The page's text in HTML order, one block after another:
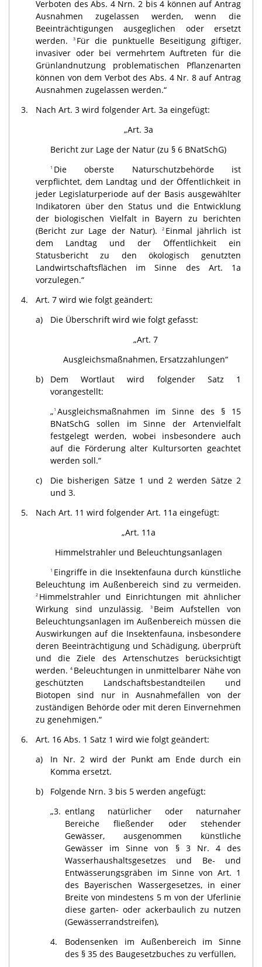
Verboten des Abs. 4 Nrn. 2 bis 4 können auf Antrag
Ausnahmen zugelassen werden, wenn die
Beeinträchtigungen ausgeglichen oder ersetzt
werden.3 Für die punktuelle Beseitigung giftiger,
invasiver oder bei vermehrtem Auftreten für die
Grünlandnutzung problematischen Pflanzenarten
können von dem Verbot des Abs. 4 Nr. 8 auf Antrag
Ausnahmen zugelassen werden.“
3.
Nach Art. 3 wird folgender Art. 3a eingefügt:
„Art. 3a
Bericht zur Lage der Natur (zu § 6 BNatSchG)
1 Die oberste Naturschutzbehörde ist
verpflichtet, dem Landtag und der Öffentlichkeit in
jeder Legislaturperiode auf der Basis ausgewählter
Indikatoren über den Status und die Entwicklung
der biologischen Vielfalt in Bayern zu berichten
(Bericht zur Lage der Natur).2 Einmal jährlich ist
dem Landtag und der Öffentlichkeit ein
Statusbericht zu den ökologisch genutzten
Landwirtschaftsflächen im Sinne des Art. 1a
vorzulegen.“
4.
Art. 7 wird wie folgt geändert:
a)
Die Überschrift wird wie folgt gefasst:
„Art. 7
Ausgleichsmaßnahmen, Ersatzzahlungen“
b)
Dem Wortlaut wird folgender Satz 1
vorangestellt:
„ 1 Ausgleichsmaßnahmen im Sinne des § 15
BNatSchG sollen im Sinne der Artenvielfalt
festgelegt werden, wobei insbesondere auch
auf die Förderung alter Kultursorten geachtet
werden soll.“
c)
Die bisherigen Sätze 1 und 2 werden Sätze 2
und 3.
5.
Nach Art. 11 wird folgender Art. 11a eingefügt:
„Art. 11a
Himmelstrahler und Beleuchtungsanlagen
1 Eingriffe in die Insektenfauna durch künstliche
Beleuchtung im Außenbereich sind zu vermeiden.
2 Himmelstrahler und Einrichtungen mit ähnlicher
Wirkung sind unzulässig.3 Beim Aufstellen von
Beleuchtungsanlagen im Außenbereich müssen die
Auswirkungen auf die Insektenfauna, insbesondere
deren Beeinträchtigung und Schädigung, überprüft
und die Ziele des Artenschutzes berücksichtigt
werden.4 Beleuchtungen in unmittelbarer Nähe von
geschützten Landschaftsbestandteilen und
Biotopen sind nur in Ausnahmefällen von der
zuständigen Behörde oder mit deren Einvernehmen
zu genehmigen.“
6.
Art. 16 Abs. 1 Satz 1 wird wie folgt geändert:
a)
In Nr. 2 wird der Punkt am Ende durch ein
Komma ersetzt.
b)
Folgende Nrn. 3 bis 5 werden angefügt:
„3. entlang natürlicher oder naturnaher
Bereiche fließender oder stehender
Gewässer, ausgenommen künstliche
Gewässer im Sinne von § 3 Nr. 4 des
Wasserhaushaltsgesetzes und Be- und
Entwässerungsgräben im Sinne von Art. 1
des Bayerischen Wassergesetzes, in einer
Breite von mindestens 5 m von der Uferlinie
diese garten- oder ackerbaulich zu nutzen
(Gewässerrandstreifen),
4.
Bodensenken im Außenbereich im Sinne
des § 35 des Baugesetzbuches zu verfüllen,